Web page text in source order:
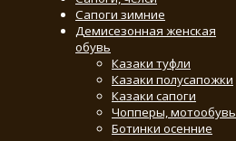
Сапоги зимние
Демисезонная женская
обувь
Казаки туфли
Казаки полусапожки
Казаки сапоги
Чопперы, мотообувь
Ботинки осенние